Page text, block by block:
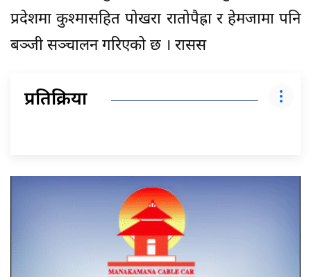
प्रदेशमा कुश्मासहित पोखरा रातोपैह्रा र हेमजामा पनि
बञ्जी सञ्चालन गरिएको छ । रासस
प्रतिक्रिया